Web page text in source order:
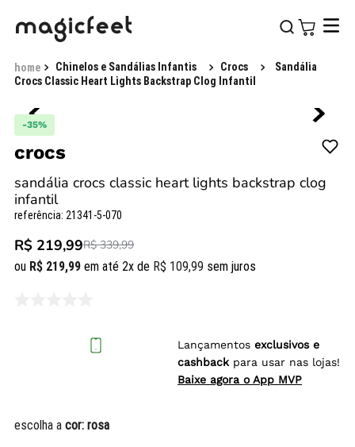
Chinelos e Sandálias Infantis Crocs
Sandália
Crocs Classic Heart Lights Backstrap Clog Infantil
-35%
crocs
sandália crocs classic heart lights backstrap clog
infantil
referência: 21341-5-070
R$ 219,99R$ 339,99
ou R$ 219,99 em até 2x de R$ 109,99 sem juros
Lançamentos exclusivos e
cashback para usar nas lojas!
Baixe agora o App MVP
escolha a cor: rosa